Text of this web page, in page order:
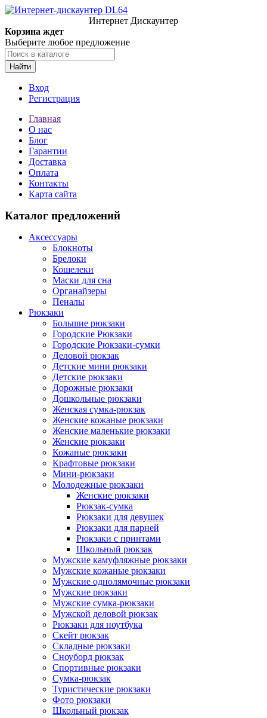
Интернет Дискаунтер
Корзина ждет
Выберите любое предложение
Найти
Вход
Регистрация
Главная
О нас
Блог
Гарантии
Доставка
Оплата
Контакты
Карта сайта
Каталог предложений
Аксессуары
Блокноты
Брелоки
Кошелеки
Маски для сна
Органайзеры
Пеналы
Рюкзаки
Большие рюкзаки
Городские Рюкзаки
Городские Рюкзаки-сумки
Деловой рюкзак
Детские мини рюкзаки
Детские рюкзаки
Дорожные рюкзаки
Дошкольные рюкзаки
Женская сумка-рюкзак
Женские кожаные рюкзаки
Женские маленькие рюкзаки
Женские рюкзаки
Кожаные рюкзаки
Крафтовые рюкзаки
Мини-рюкзаки
Молодежные рюкзаки
Женские рюкзаки
Рюкзак-сумка
Рюкзаки для девушек
Рюкзаки для парней
Рюкзаки с принтами
Школьный рюкзак
Мужские камуфляжные рюкзаки
Мужские кожаные рюкзаки
Мужские однолямочные рюкзаки
Мужские рюкзаки
Мужские сумка-рюкзаки
Мужской деловой рюкзак
Рюкзаки для ноутбука
Скейт рюкзак
Складные рюкзаки
Сноуборд рюкзак
Спортивные рюкзаки
Сумка-рюкзак
Туристические рюкзаки
Фото рюкзаки
Школьный рюкзак